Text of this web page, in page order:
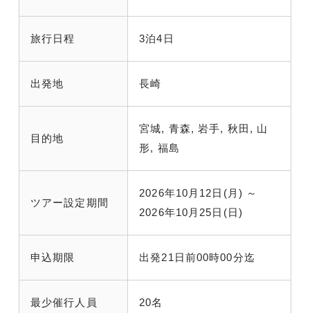
旅行日程 3泊4日
出発地 長崎
目的地
宮城, 青森, 岩手, 秋田, 山
形, 福島
ツアー設定期間
2026年10月12日(月) ～
2026年10月25日(日)
申込期限 出発21日前00時00分迄
最少催行人員 20名